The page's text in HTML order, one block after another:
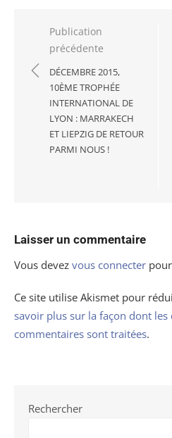
Navigation
l’article
Publication
précédente
DÉCEMBRE 2015,
10ÈME TROPHÉE
INTERNATIONAL DE
LYON : MARRAKECH
ET LIEPZIG DE RETOUR
PARMI NOUS !
Laisser un commentaire
Vous devez vous connecter
Ce site utilise Akismet pour
savoir plus sur la façon dont les
commentaires sont traitées.
Rechercher